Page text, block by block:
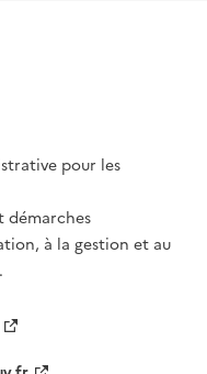
pour les
démarches
à la gestion et au